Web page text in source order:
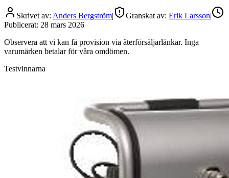
Skrivet av: Anders Bergström| Granskat av: Erik Larsson|
Publicerat: 28 mars 2026
Observera att vi kan få provision via återförsäljarlänkar. Inga
varumärken betalar för våra omdömen.
Testvinnarna